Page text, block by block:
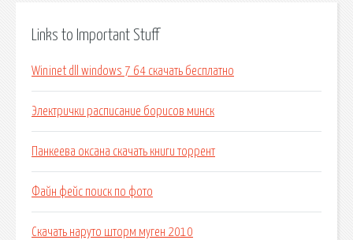
Links to Important Stuff
Wininet dll windows 7 64 скачать бесплатно
Электрички расписание борисов минск
Панкеева оксана скачать книги торрент
Файн фейс поиск по фото
Скачать наруто шторм муген 2010